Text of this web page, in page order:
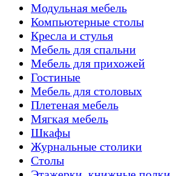
Модульная мебель
Компьютерные столы
Кресла и стулья
Мебель для спальни
Мебель для прихожей
Гостиные
Мебель для столовых
Плетеная мебель
Мягкая мебель
Шкафы
Журнальные столики
Столы